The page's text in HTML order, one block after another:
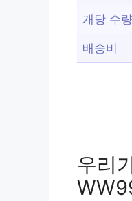
개당 수량
배송비
우리